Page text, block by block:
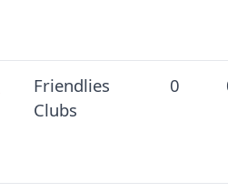
Friendlies
Clubs
0